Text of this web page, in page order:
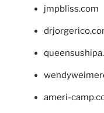
jmpbliss.com
ameri-